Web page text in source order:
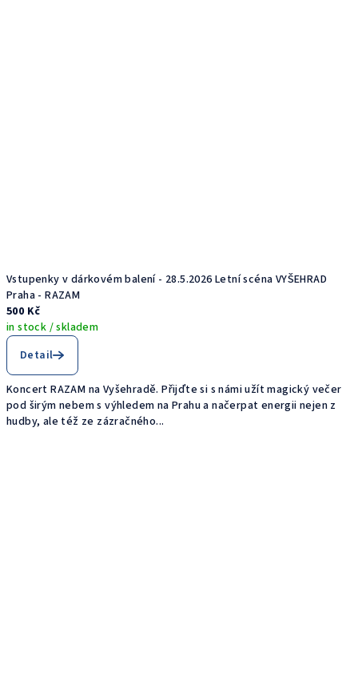
Vstupenky v dárkovém balení - 28.5.2026 Letní scéna VYŠEHRAD
Praha - RAZAM
500 Kč
in stock / skladem
Detail
Koncert RAZAM na Vyšehradě. Přijďte si s námi užít magický večer
pod širým nebem s výhledem na Prahu a načerpat energii nejen z
hudby, ale též ze zázračného...